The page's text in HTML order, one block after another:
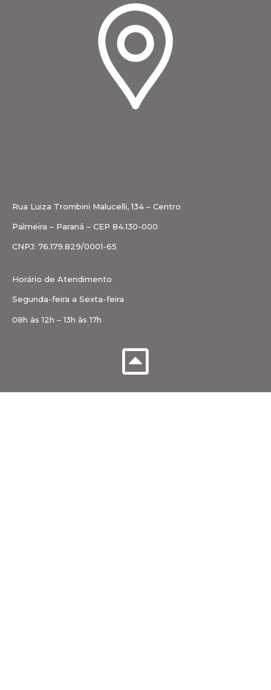
Rua Luiza Trombini Malucelli, 134 – Centro
Palmeira – Paraná – CEP 84.130-000
CNPJ: 76.179.829/0001-65
Horário de Atendimento
Segunda-feira a Sexta-feira
08h às 12h – 13h às 17h